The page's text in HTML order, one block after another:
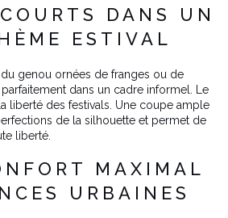
DANS UN
ESTIVAL
du genou ornées de franges ou de
dans un cadre informel. Le
liberté des festivals. Une coupe ample
de la silhouette et permet de
liberté.
MAXIMAL
URBAINES